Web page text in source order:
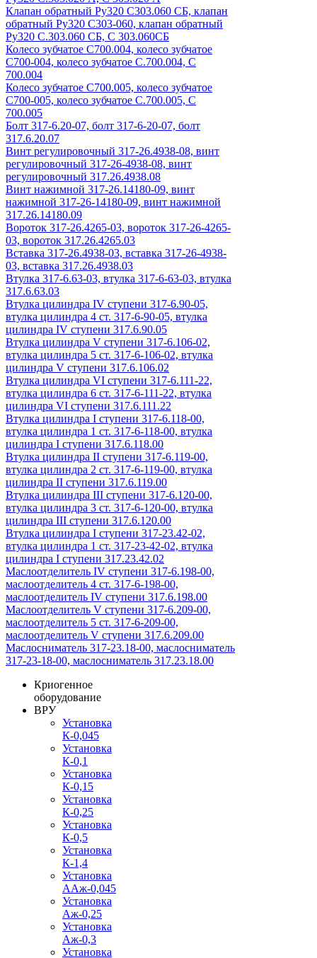
Клапан обратный Ру320 С303.060 СБ, клапан
обратный Ру320 С303-060, клапан обратный
Ру320 С.303.060 СБ, С 303.060СБ
Колесо зубчатое С700.004, колесо зубчатое
С700-004, колесо зубчатое С.700.004, С
700.004
Колесо зубчатое С700.005, колесо зубчатое
С700-005, колесо зубчатое С.700.005, С
700.005
Болт 317-6.20-07, болт 317-6-20-07, болт
317.6.20.07
Винт регулировочный 317-26.4938-08, винт
регулировочный 317-26-4938-08, винт
регулировочный 317.26.4938.08
Винт нажимной 317-26.14180-09, винт
нажимной 317-26-14180-09, винт нажимной
317.26.14180.09
Вороток 317-26.4265-03, вороток 317-26-4265-
03, вороток 317.26.4265.03
Вставка 317-26.4938-03, вставка 317-26-4938-
03, вставка 317.26.4938.03
Втулка 317-6.63-03, втулка 317-6-63-03, втулка
317.6.63.03
Втулка цилиндра IV ступени 317-6.90-05,
втулка цилиндра 4 ст. 317-6-90-05, втулка
цилиндра IV ступени 317.6.90.05
Втулка цилиндра V ступени 317-6.106-02,
втулка цилиндра 5 ст. 317-6-106-02, втулка
цилиндра V ступени 317.6.106.02
Втулка цилиндра VI ступени 317-6.111-22,
втулка цилиндра 6 ст. 317-6-111-22, втулка
цилиндра VI ступени 317.6.111.22
Втулка цилиндра I ступени 317-6.118-00,
втулка цилиндра 1 ст. 317-6-118-00, втулка
цилиндра I ступени 317.6.118.00
Втулка цилиндра II ступени 317-6.119-00,
втулка цилиндра 2 ст. 317-6-119-00, втулка
цилиндра II ступени 317.6.119.00
Втулка цилиндра III ступени 317-6.120-00,
втулка цилиндра 3 ст. 317-6-120-00, втулка
цилиндра III ступени 317.6.120.00
Втулка цилиндра I ступени 317-23.42-02,
втулка цилиндра 1 ст. 317-23-42-02, втулка
цилиндра I ступени 317.23.42.02
Маслоотделитель IV ступени 317-6.198-00,
маслоотделитель 4 ст. 317-6-198-00,
маслоотделитель IV ступени 317.6.198.00
Маслоотделитель V ступени 317-6.209-00,
маслоотделитель 5 ст. 317-6-209-00,
маслоотделитель V ступени 317.6.209.00
Маслосниматель 317-23.18-00, маслосниматель
317-23-18-00, маслосниматель 317.23.18.00
Криогенное
оборудование
ВРУ
Установка
К-0,045
Установка
К-0,1
Установка
К-0,15
Установка
К-0,25
Установка
К-0,5
Установка
К-1,4
Установка
ААж-0,045
Установка
Аж-0,25
Установка
Аж-0,3
Установка